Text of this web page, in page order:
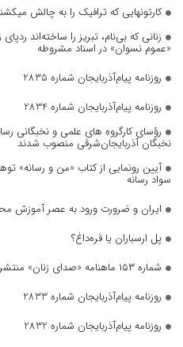
کارتونهایی که ترافیک را به چالش
زنانی که بی‌نام، تبریز را ساخته‌اند ردپای
«عموم نسوان» در اسناد مشروطه
روزنامه پیام‌آذربایجان شماره 2835
روزنامه پیام‌آذربایجان شماره 2834
رؤسای کارگروه های علمی و نخبگانی
نخبگان آذربایجان‌شرقی منصوب شدند
آیین رونمایی از کتاب «من و رسانه»
سواد رسانه
ایران و ضرورت ورود به عصر آموزش
پل ارسباران یا قره‌داغ؟
شماره ۱۵۳ ماهنامه «صدای زنان» منتشر شد
روزنامه پیام‌آذربایجان شماره 2833
روزنامه پیام‌آذربایجان شماره 2832